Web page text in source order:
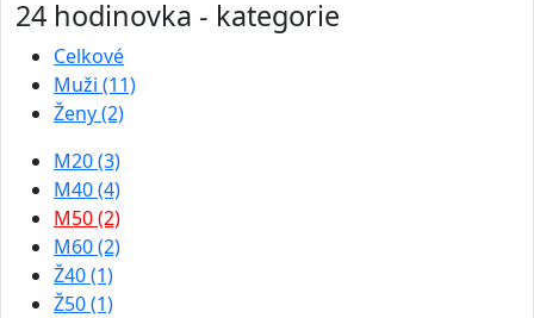
24 hodinovka - kategorie
Celkové
Muži (11)
Ženy (2)
M20 (3)
M40 (4)
M50 (2)
M60 (2)
Ž40 (1)
Ž50 (1)